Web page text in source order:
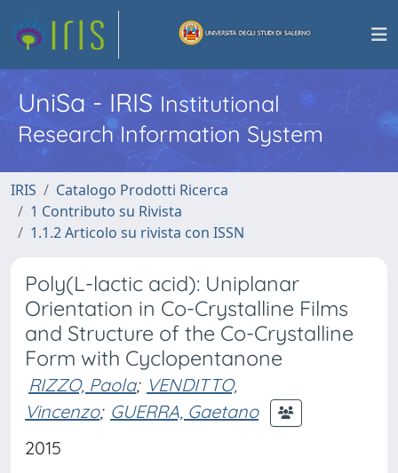
UniSa - IRISInstitutional
Research Information System
IRIS
Catalogo Prodotti Ricerca
1 Contributo su Rivista
1.1.2 Articolo su rivista con ISSN
Poly(L-lactic acid): Uniplanar
Orientation in Co-Crystalline Films
and Structure of the Co-Crystalline
Form with Cyclopentanone
RIZZO, Paola; VENDITTO,
Vincenzo; GUERRA, Gaetano
2015